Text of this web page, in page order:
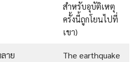
สำหรับอุบัติเหตุ
ครั้งนี้ถูกโยนไปที่
เขา)
าย
The earthquake